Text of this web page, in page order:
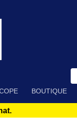
BOUTIQUE